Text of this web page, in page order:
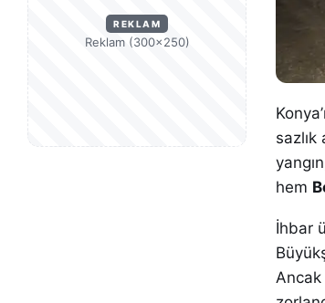
REKLAM
Reklam (300×250)
hem
İhbar
Ancak